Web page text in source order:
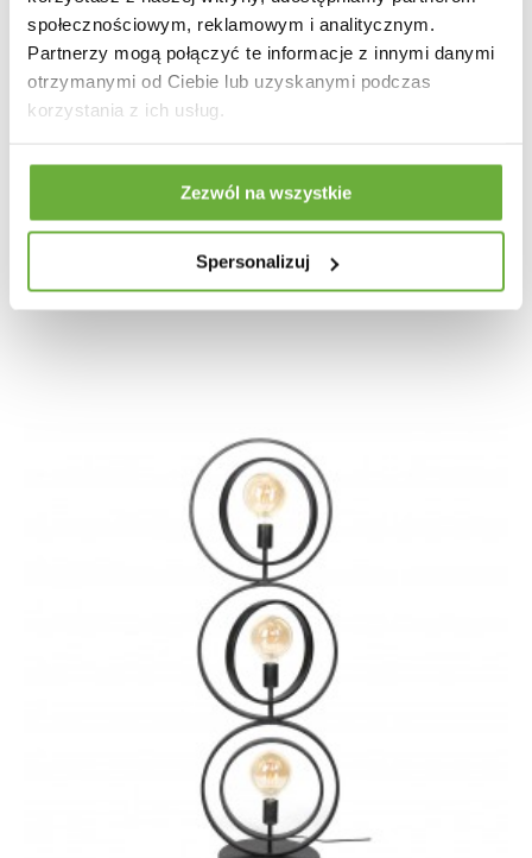
społecznościowym, reklamowym i analitycznym.
Partnerzy mogą połączyć te informacje z innymi danymi
otrzymanymi od Ciebie lub uzyskanymi podczas
korzystania z ich usług.
Zezwól na wszystkie
Spersonalizuj
LAMPA PODŁOGOWA KLASYK METALOWA
CIEMNOSZARA
1 036,40 zł -16%